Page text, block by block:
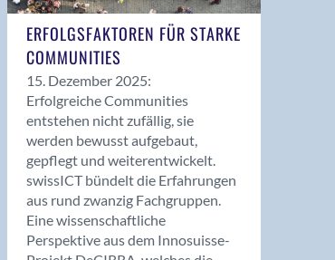
ERFOLGSFAKTOREN FÜR STARKE
COMMUNITIES
15. Dezember 2025:
Erfolgreiche Communities
entstehen nicht zufällig, sie
werden bewusst aufgebaut,
gepflegt und weiterentwickelt.
swissICT bündelt die Erfahrungen
aus rund zwanzig Fachgruppen.
Eine wissenschaftliche
Perspektive aus dem Innosuisse-